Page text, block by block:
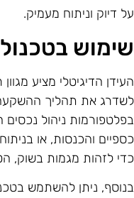
דיוק וניתוח מעמיק.
הדיגיטלי מציע
את תהליך ההשקעה
ניהול
והכנסות, או
לזהות מגמות בשוק,
ניתן להשתמש